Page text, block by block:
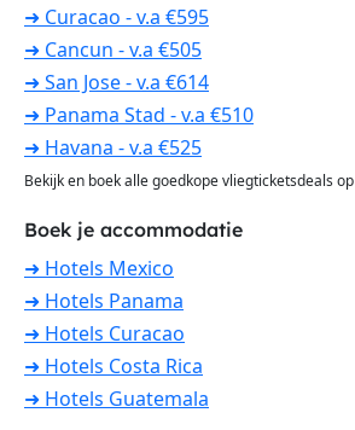
➜ Curacao - v.a €595
➜ Cancun - v.a €505
➜ San Jose - v.a €614
➜ Panama Stad - v.a €510
➜ Havana - v.a €525
Bekijk en boek alle goedkope vliegticketsdeals op
Boek je accommodatie
➜ Hotels Mexico
➜ Hotels Panama
➜ Hotels Curacao
➜ Hotels Costa Rica
➜ Hotels Guatemala